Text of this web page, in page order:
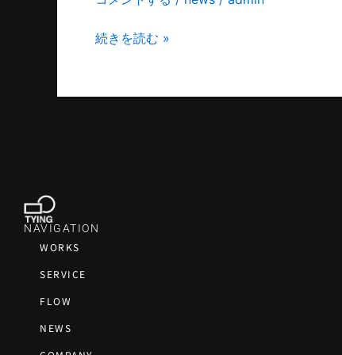
続きを読む »
NAVIGATION
WORKS
SERVICE
FLOW
NEWS